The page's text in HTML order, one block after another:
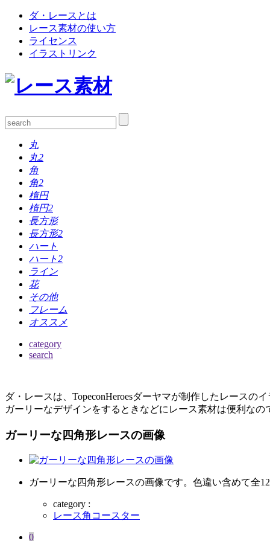
ダ・レースとは
レース素材の使い方
ライセンス
イラストリンク
丸
丸2
角
角2
楕円
楕円2
長方形
長方形2
ハート
ハート2
ライン
花
その他
フレーム
オススメ
category
search
ダ・レースは、TopeconHeroesダーヤマが制作したレースの
ガーリーなデザインをするときなどにレース素材は便利な
ガーリーな四角形レースの画像
ガーリーな四角形レースの画像です。色違い含めて全
category :
レース角コースター
0